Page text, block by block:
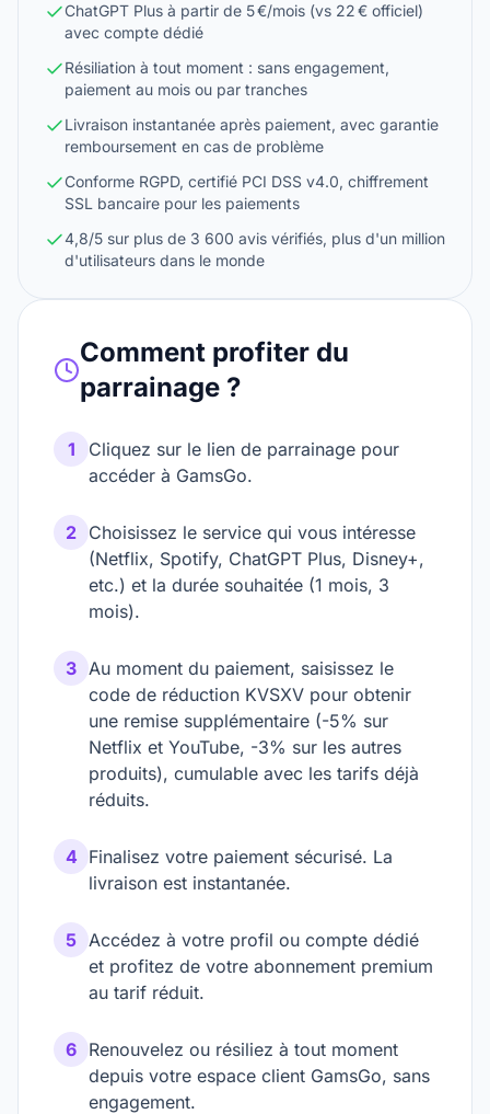
Comment profiter du
parrainage ?
1
Cliquez sur le lien de parrainage pour
accéder à GamsGo.
2 Choisissez le service qui vous intéresse
(Netflix, Spotify, ChatGPT Plus, Disney+,
etc.) et la durée souhaitée (1 mois, 3
mois).
3 Au moment du paiement, saisissez le
code de réduction KVSXV pour obtenir
une remise supplémentaire (-5% sur
Netflix et YouTube, -3% sur les autres
produits), cumulable avec les tarifs déjà
réduits.
4 Finalisez votre paiement sécurisé. La
livraison est instantanée.
5 Accédez à votre profil ou compte dédié
et profitez de votre abonnement premium
au tarif réduit.
6 Renouvelez ou résiliez à tout moment
depuis votre espace client GamsGo, sans
engagement.
ChatGPT Plus à partir de 5 €/mois (vs 22 € officiel)
avec compte dédié
Résiliation à tout moment : sans engagement,
paiement au mois ou par tranches
Livraison instantanée après paiement, avec garantie
remboursement en cas de problème
Conforme RGPD, certifié PCI DSS v4.0, chiffrement
SSL bancaire pour les paiements
4,8/5 sur plus de 3 600 avis vérifiés, plus d'un million
d'utilisateurs dans le monde